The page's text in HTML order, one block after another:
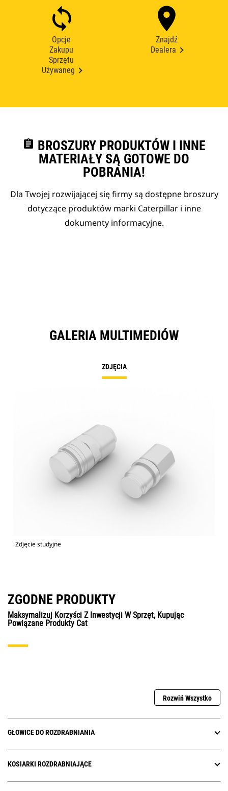
Opcje
Zakupu
Sprzętu
Używaneg
Znajdź
Dealera
assignment BROSZURY PRODUKTÓW I INNE
MATERIAŁY SĄ GOTOWE DO
POBRANIA!
Dla Twojej rozwijającej się firmy są dostępne broszury
dotyczące produktów marki Caterpillar i inne
dokumenty informacyjne.
GALERIA MULTIMEDIÓW
ZDJĘCIA
Zdjęcie studyjne
ZGODNE PRODUKTY
Maksymalizuj Korzyści Z Inwestycji W Sprzęt, Kupując
Powiązane Produkty Cat
Rozwiń Wszystko
GŁOWICE DO ROZDRABNIANIA
KOSIARKI ROZDRABNIAJĄCE